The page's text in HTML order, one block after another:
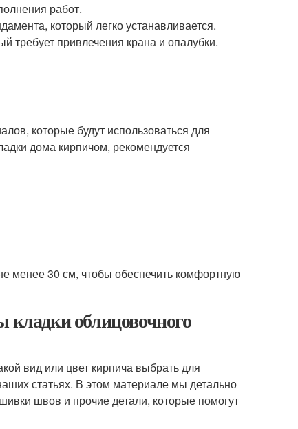
работ.
который легко устанавливается.
привлечения крана и опалубки.
которые будут использоваться для
дома кирпичом, рекомендуется
менее 30 см, чтобы обеспечить комфортную
облицовочного
вид или цвет кирпича выбрать для
статьях. В этом материале мы детально
швов и прочие детали, которые помогут